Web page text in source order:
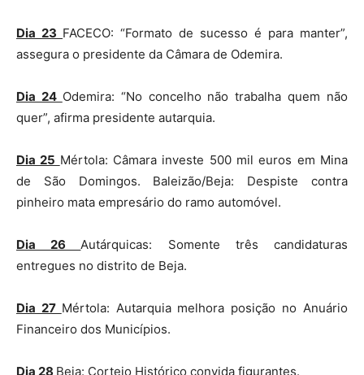
Dia 23 FACECO: “Formato de sucesso é para manter”,
assegura o presidente da Câmara de Odemira.
Dia 24 Odemira: “No concelho não trabalha quem não
quer”, afirma presidente autarquia.
Dia 25 Mértola: Câmara investe 500 mil euros em Mina
de São Domingos. Baleizão/Beja: Despiste contra
pinheiro mata empresário do ramo automóvel.
Dia 26Autárquicas: Somente três candidaturas
entregues no distrito de Beja.
Dia 27 Mértola: Autarquia melhora posição no Anuário
Financeiro dos Municípios.
Dia 28 Beja: Cortejo Histórico convida figurantes.